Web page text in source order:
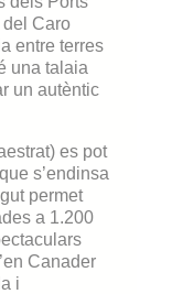
del Caro
entre terres
una talaia
un autèntic
es pot
s’endinsa
permet
a 1.200
Canader
i